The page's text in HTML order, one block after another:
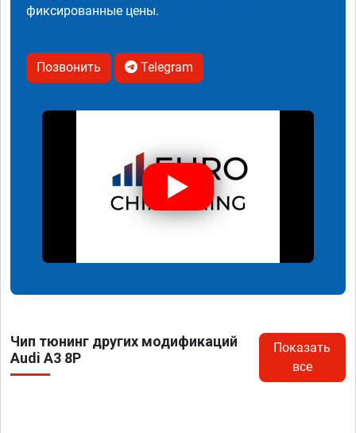
фиксированные цены.
Позвонить Telegram
Чип тюнинг других модификаций
Audi A3 8P
Показать
все